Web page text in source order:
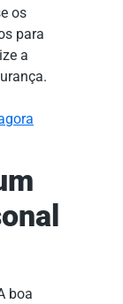
os
para
a
boa